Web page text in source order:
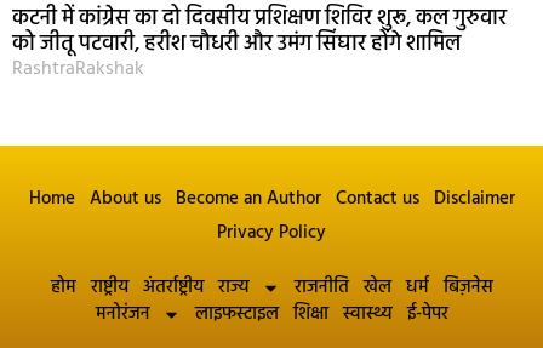
कटनी में कांग्रेस का दो दिवसीय प्रशिक्षण शिविर शुरू, कल गुरुवार
को जीतू पटवारी, हरीश चौधरी और उमंग सिंघार होंगे शामिल
RashtraRakshak
Home About us Become an Author Contact us Disclaimer
Privacy Policy
होम राष्ट्रीय अंतर्राष्ट्रीय राज्य राजनीति खेल धर्म बिज़नेस
मनोरंजन
लाइफस्टाइल शिक्षा स्वास्थ्य ई-पेपर